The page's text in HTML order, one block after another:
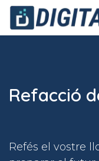
Skip to Content
Refacció
Refés el vostre